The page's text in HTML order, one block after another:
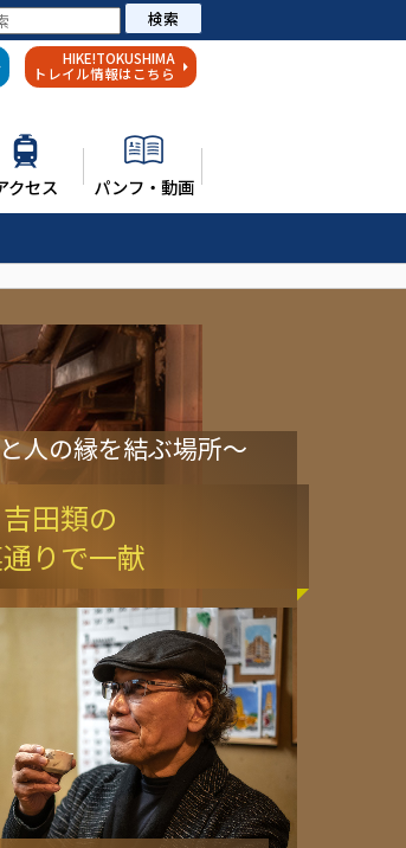
検索
HIKE!TOKUSHIMA
トレイル情報はこちら
クセス パンフ・動画
人の縁を結ぶ場所～
吉田類の
りで一献